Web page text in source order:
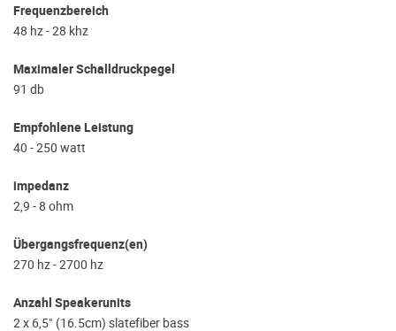
Frequenzbereich
48 hz - 28 khz
Maximaler Schalldruckpegel
91 db
Empfohlene Leistung
40 - 250 watt
impedanz
2,9 - 8 ohm
Übergangsfrequenz(en)
270 hz - 2700 hz
Anzahl Speakerunits
2 x 6,5" (16.5cm) slatefiber bass